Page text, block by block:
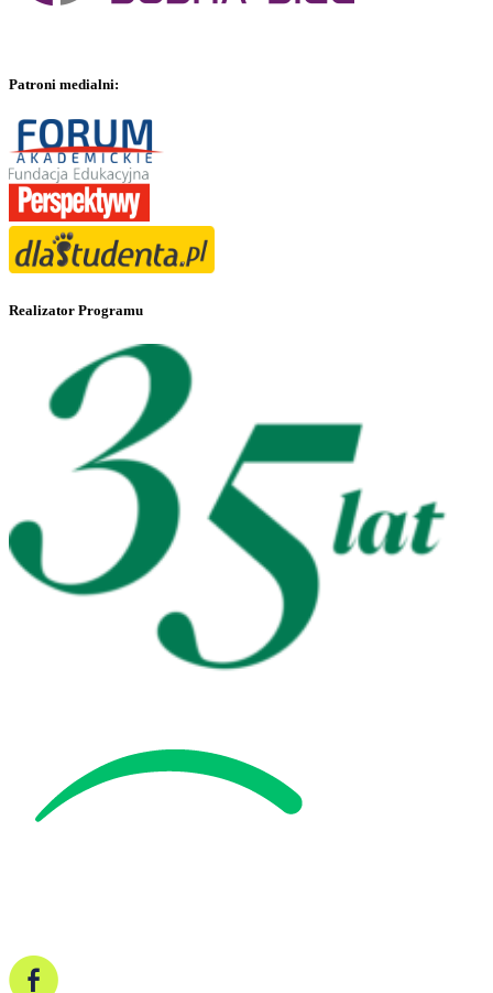
Patroni medialni:
Realizator Programu